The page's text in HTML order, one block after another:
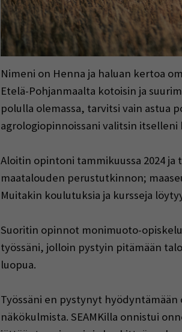
Nimeni on Henna ja haluan kertoa
Etelä-Pohjanmaalta kotoisin ja
polulla olemassa, tarvitsi vain astua
agrologiopinnoissani valitsin
Aloitin opintoni tammikuussa 2024
maatalouden perustutkinnon;
Muitakin koulutuksia ja kursseja
Suoritin opinnot monimuoto-
työssäni, jolloin pystyin pitämään
luopua.
Työssäni en pystynyt
näkökulmista. SEAMKilla onnistui